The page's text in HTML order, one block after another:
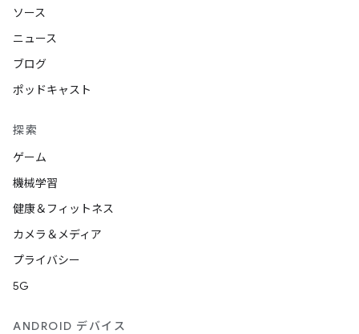
ソース
ニュース
ブログ
ポッドキャスト
探索
ゲーム
機械学習
健康＆フィットネス
カメラ＆メディア
プライバシー
5G
ANDROID デバイス